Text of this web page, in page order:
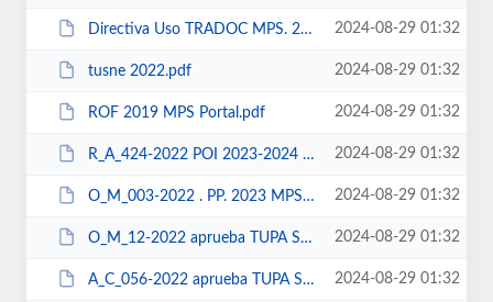
Directiva Uso TRADOC MPS. 2021.pdf 2024-08-29 01:32
tusne 2022.pdf 2024-08-29 01:32
ROF 2019 MPS Portal.pdf 2024-08-29 01:32
R_A_424-2022 POI 2023-2024 MPS.pdf 2024-08-29 01:32
O_M_003-2022 . PP. 2023 MPS..pdf 2024-08-29 01:32
O_M_12-2022 aprueba TUPA SUT.pdf 2024-08-29 01:32
A_C_056-2022 aprueba TUPA SUT.pdf 2024-08-29 01:32